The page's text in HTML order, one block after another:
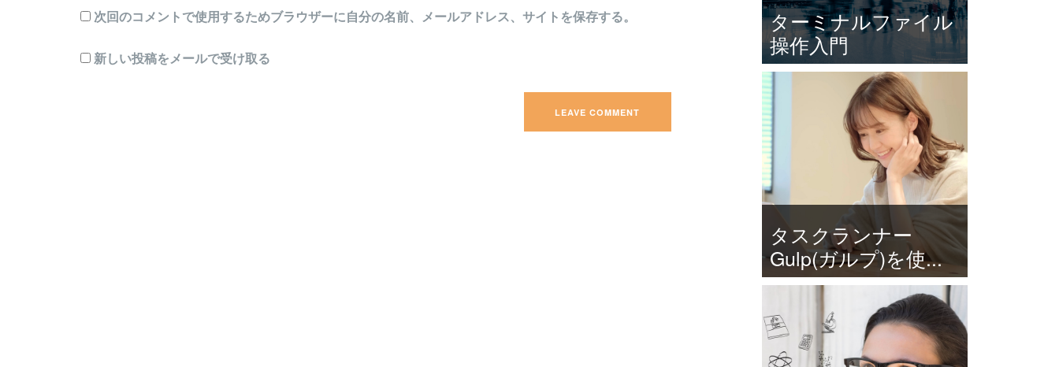
次回のコメントで使用するためブラウザーに自分の名前、メールアドレス、サイトを保存する。
新しい投稿をメールで受け取る
ターミナルファイル
操作入門
タスクランナー
Gulp(ガルプ)を使...